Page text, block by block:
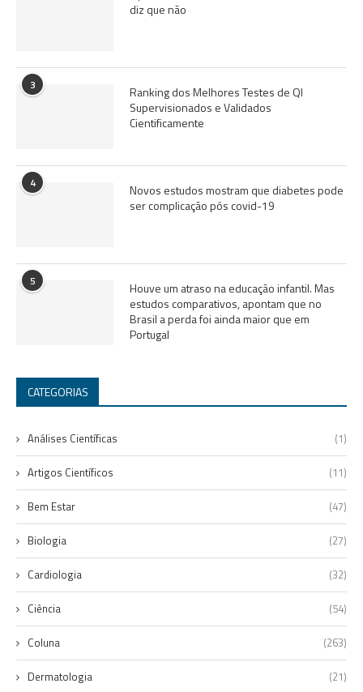
diz que não
3
Ranking dos Melhores Testes de QI
Supervisionados e Validados
Cientificamente
4
Novos estudos mostram que diabetes pode
ser complicação pós covid-19
5
Houve um atraso na educação infantil. Mas
estudos comparativos, apontam que no
Brasil a perda foi ainda maior que em
Portugal
CATEGORIAS
Análises Científicas (1)
Artigos Científicos (11)
Bem Estar (47)
Biologia (27)
Cardiologia (32)
Ciência (54)
Coluna (263)
Dermatologia (21)